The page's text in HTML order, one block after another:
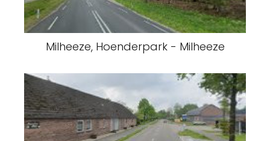
Milheeze, Hoenderpark - Milheeze